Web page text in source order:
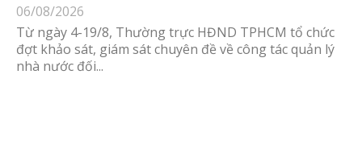
06/08/2026
Từ ngày 4-19/8, Thường trực HĐND TPHCM tổ chức
đợt khảo sát, giám sát chuyên đề về công tác quản lý
nhà nước đối...